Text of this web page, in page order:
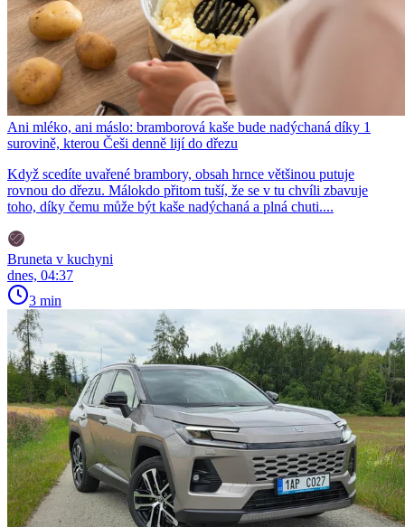
Ani mléko, ani máslo: bramborová kaše bude nadýchaná díky 1
surovině, kterou Češi denně lijí do dřezu
Když scedíte uvařené brambory, obsah hrnce většinou putuje
rovnou do dřezu. Málokdo přitom tuší, že se v tu chvíli zbavuje
toho, díky čemu může být kaše nadýchaná a plná chuti....
Bruneta v kuchyni
dnes, 04:37
3 min